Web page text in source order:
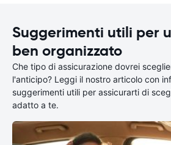
Suggerimenti utili per
ben organizzato
Che tipo di assicurazione dovrei
l'anticipo? Leggi il nostro articolo con
suggerimenti utili per assicurarti di
adatto a te.